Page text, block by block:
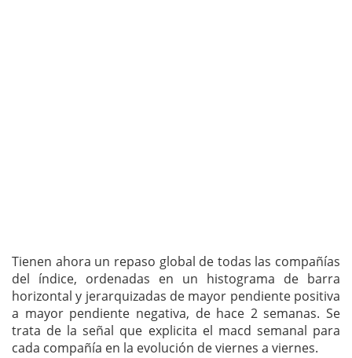
Tienen ahora un repaso global de todas las compañías
del índice, ordenadas en un histograma de barra
horizontal y jerarquizadas de mayor pendiente positiva
a mayor pendiente negativa, de hace 2 semanas. Se
trata de la señal que explicita el macd semanal para
cada compañía en la evolución de viernes a viernes.